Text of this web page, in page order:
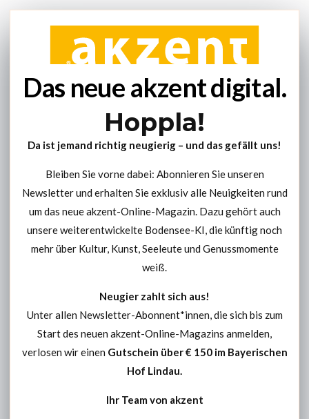
Das neue akzent digital.
Hoppla!
Da ist jemand richtig neugierig – und das gefällt uns!
Bleiben Sie vorne dabei: Abonnieren Sie unseren
Newsletter und erhalten Sie exklusiv alle Neuigkeiten rund
um das neue akzent-Online-Magazin. Dazu gehört auch
unsere weiterentwickelte Bodensee-KI, die künftig noch
mehr über Kultur, Kunst, Seeleute und Genussmomente
weiß.
Neugier zahlt sich aus!
Unter allen Newsletter-Abonnent*innen, die sich bis zum
Start des neuen akzent-Online-Magazins anmelden,
verlosen wir einen Gutschein über € 150 im Bayerischen
Hof Lindau.
Ihr Team von akzent